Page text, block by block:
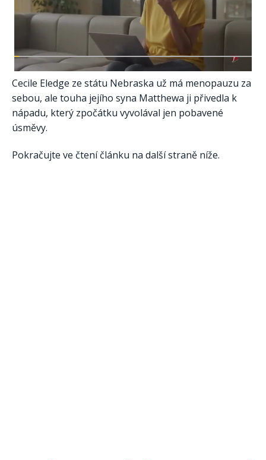
Cecile Eledge ze státu Nebraska už má menopauzu za
sebou, ale touha jejího syna Matthewa ji přivedla k
nápadu, který zpočátku vyvolával jen pobavené
úsměvy.
Pokračujte ve čtení článku na další straně níže.